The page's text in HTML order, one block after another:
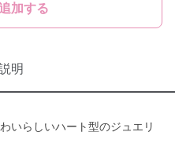
加する
明
いらしいハート型のジュエリ